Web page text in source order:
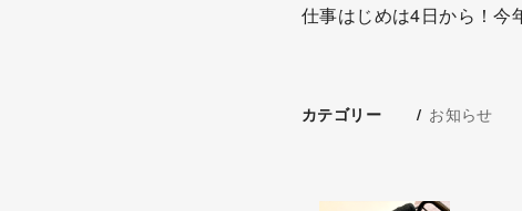
仕事はじめは4日から！今
カテゴリー お知らせ